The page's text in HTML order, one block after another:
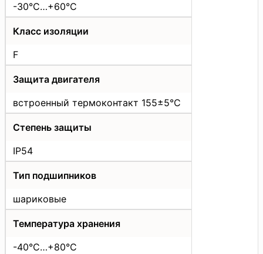
-30°C…+60°C
Класс изоляции
F
Защита двигателя
встроенный термоконтакт 155±5°C
Степень защиты
IP54
Тип подшипников
шариковые
Температура хранения
-40°C…+80°C